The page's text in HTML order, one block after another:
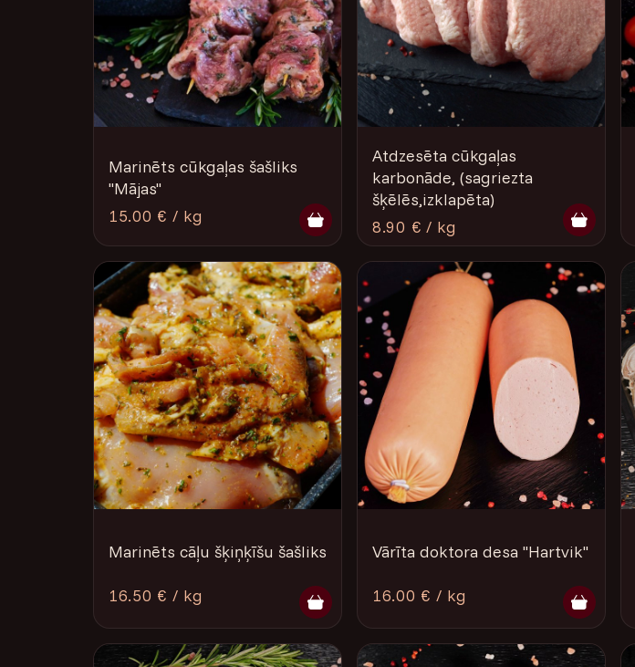
Marinēts cūkgaļas šašliks
"Mājas"
15.00 € / kg
Atdzesēta cūkgaļas
karbonāde, (sagriezta
šķēlēs,izklapēta)
8.90 € / kg
Marinēts cāļu šķiņķīšu šašliks
16.50 € / kg
Vārīta doktora desa "Hartvik"
16.00 € / kg